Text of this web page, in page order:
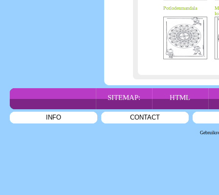
Potlodenmandala
SITEMAP: HTML
INFO CONTACT